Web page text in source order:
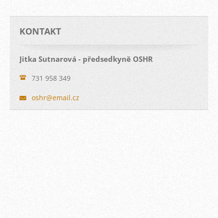
KONTAKT
Jitka Sutnarová - předsedkyně OSHR
731 958 349
oshr@email.cz